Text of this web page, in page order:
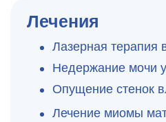
Лечения
Лазерная терапия
Недержание мочи
Опущение стенок
Лечение миомы